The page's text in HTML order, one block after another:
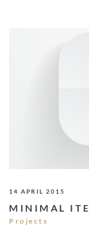
14 APRIL 2015
MINIMAL
Projects